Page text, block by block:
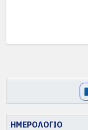
ΗΜΕΡΟΛΟΓΙΟ